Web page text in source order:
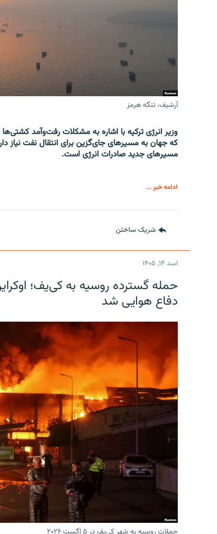
آرشیف، تنگه هرمز
وزیر انرژی ترکیه با اشاره به مشکلات رفت‌وآمد
که جهان به مسیرهای جای‌گزین برای انتقال نفت نیاز
مسیرهای جدید صادرات انرژی است.
ادامه خبر ...
شریک ساختن
اسد ۱۴, ۱۴۰۵
حمله گسترده روسیه به کی‌یف؛
دفاع هوایی شد